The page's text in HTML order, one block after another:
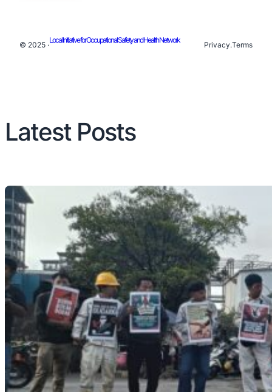
© 2025 ·
Local Initiative for Occupational Safety and Health Network
Privacy.Terms
Latest Posts